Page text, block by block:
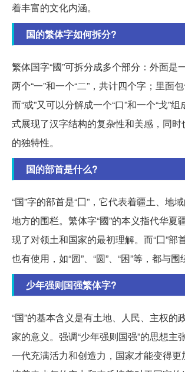
着丰富的文化内涵。
国的繁体字如何拆分?
繁体国字“國”可拆分成多个部分：外靣是
两个“一”和一个“二”，共计四个字；里靣包
而“或”又可以分解成一个“口”和一个“戈”
式展现了汉字结构的复杂性和美感，同时
的独特性。
国的部首是什么?
“国”字的部首是“囗”，它代表着疆土、地
地方的围栏。繁体字“國”的本义指代华夏
现了对领土和国家的最初理解。而“囗”部
也有使用，如“园”、“圆”、“困”等，都与围
少年强则国强繁体字?
“国”的基本含义是有土地、人民、主权的
家的意义。强调“少年强则国强”的思想主
一代充满活力和创造力，国家才能变得更